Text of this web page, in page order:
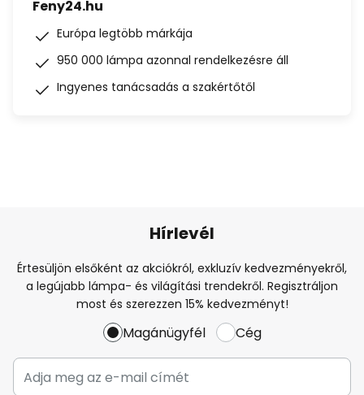
Feny24.hu
Európa legtöbb márkája
950 000 lámpa azonnal rendelkezésre áll
Ingyenes tanácsadás a szakértőtől
Hírlevél
Értesüljön elsőként az akciókról, exkluzív kedvezményekről,
a legújabb lámpa- és világítási trendekről. Regisztráljon
most és szerezzen 15% kedvezményt!
Magánügyfél Cég